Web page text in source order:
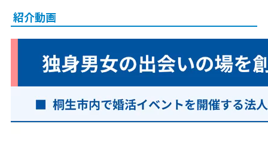
紹介動画